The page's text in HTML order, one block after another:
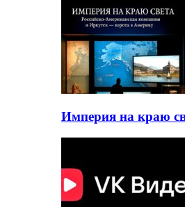
Империя на краю